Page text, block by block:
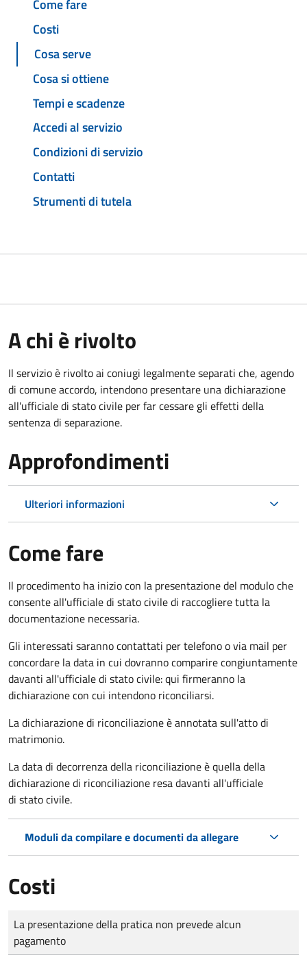
Come fare
Costi
Cosa serve
Cosa si ottiene
Tempi e scadenze
Accedi al servizio
Condizioni di servizio
Contatti
Strumenti di tutela
A chi è rivolto
Il servizio è rivolto ai coniugi legalmente separati che, agendo
di comune accordo, intendono presentare una dichiarazione
all'ufficiale di stato civile per far cessare gli effetti della
sentenza di separazione.
Approfondimenti
Ulteriori informazioni
Come fare
Il procedimento ha inizio con la presentazione del modulo che
consente all'ufficiale di stato civile di raccogliere tutta la
documentazione necessaria.
Gli interessati saranno contattati per telefono o via mail per
concordare la data in cui dovranno comparire congiuntamente
davanti all'ufficiale di stato civile: qui firmeranno la
dichiarazione con cui intendono riconciliarsi.
La dichiarazione di riconciliazione è annotata sull'atto di
matrimonio.
La data di decorrenza della riconciliazione è quella della
dichiarazione di riconciliazione resa davanti all'ufficiale
di stato civile.
Moduli da compilare e documenti da allegare
Costi
Tipo di pagamento
Importo
La presentazione della pratica non prevede alcun
pagamento